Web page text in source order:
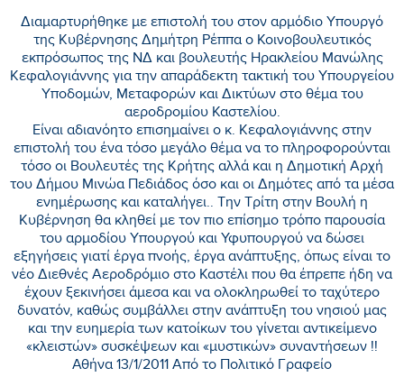
Διαμαρτυρήθηκε με επιστολή του στον αρμόδιο Υπουργό
της Κυβέρνησης Δημήτρη Ρέππα ο Κοινοβουλευτικός
εκπρόσωπος της ΝΔ και βουλευτής Ηρακλείου Μανώλης
Κεφαλογιάννης για την απαράδεκτη τακτική του Υπουργείου
Υποδομών, Μεταφορών και Δικτύων στο θέμα του
αεροδρομίου Καστελίου.
Είναι αδιανόητο επισημαίνει ο κ. Κεφαλογιάννης στην
επιστολή του ένα τόσο μεγάλο θέμα να το πληροφορούνται
τόσο οι Βουλευτές της Κρήτης αλλά και η Δημοτική Αρχή
του Δήμου Μινώα Πεδιάδος όσο και οι Δημότες από τα μέσα
ενημέρωσης και καταλήγει.. Την Τρίτη στην Βουλή η
Κυβέρνηση θα κληθεί με τον πιο επίσημο τρόπο παρουσία
του αρμοδίου Υπουργού και Υφυπουργού να δώσει
εξηγήσεις γιατί έργα πνοής, έργα ανάπτυξης, όπως είναι το
νέο Διεθνές Αεροδρόμιο στο Καστέλι που θα έπρεπε ήδη να
έχουν ξεκινήσει άμεσα και να ολοκληρωθεί το ταχύτερο
δυνατόν, καθώς συμβάλλει στην ανάπτυξη του νησιού μας
και την ευημερία των κατοίκων του γίνεται αντικείμενο
«κλειστών» συσκέψεων και «μυστικών» συναντήσεων !!
Αθήνα 13/1/2011 Από το Πολιτικό Γραφείο